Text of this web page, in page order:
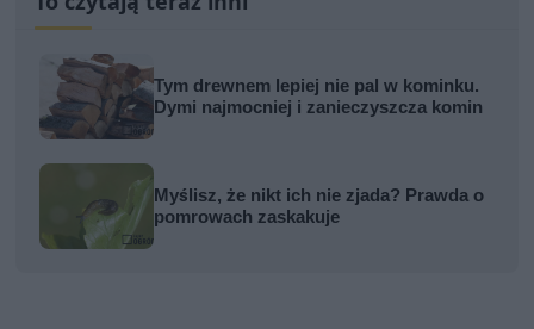
Tym drewnem lepiej nie pal w kominku.
Dymi najmocniej i zanieczyszcza komin
Myślisz, że nikt ich nie zjada? Prawda o
pomrowach zaskakuje